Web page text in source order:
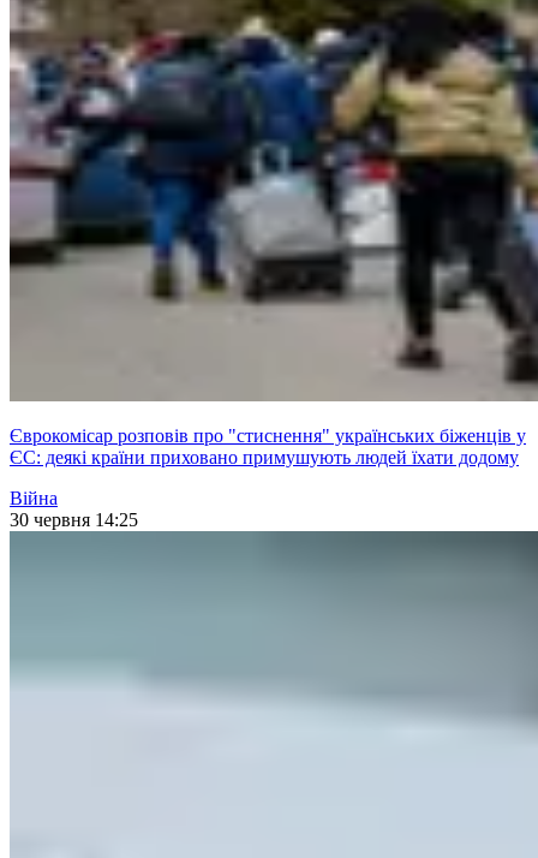
Єврокомісар розповів про "стиснення" українських біженців у
ЄС: деякі країни приховано примушують людей їхати додому
Війна
30 червня 14:25